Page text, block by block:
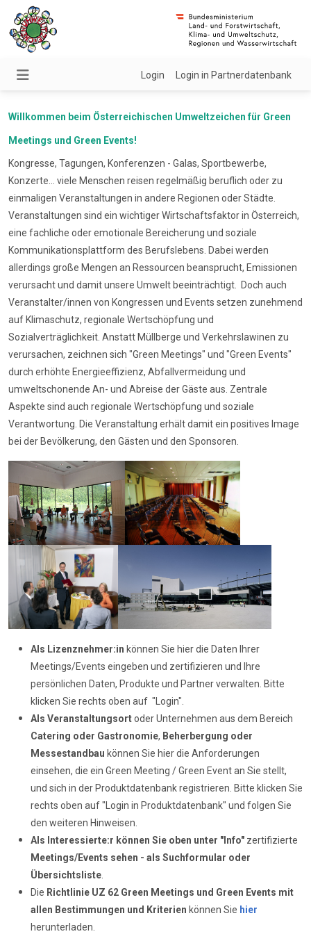
Login Login in Partnerdatenbank
Willkommen beim Österreichischen Umweltzeichen für Green
Meetings und Green Events!
Kongresse, Tagungen, Konferenzen - Galas, Sportbewerbe,
Konzerte... viele Menschen reisen regelmäßig beruflich oder zu
einmaligen Veranstaltungen in andere Regionen oder Städte.
Veranstaltungen sind ein wichtiger Wirtschaftsfaktor in Österreich,
eine fachliche oder emotionale Bereicherung und soziale
Kommunikationsplattform des Berufslebens. Dabei werden
allerdings große Mengen an Ressourcen beansprucht, Emissionen
verursacht und damit unsere Umwelt beeinträchtigt. Doch auch
Veranstalter/innen von Kongressen und Events setzen zunehmend
auf Klimaschutz, regionale Wertschöpfung und
Sozialverträglichkeit. Anstatt Müllberge und Verkehrslawinen zu
verursachen, zeichnen sich "Green Meetings" und "Green Events"
durch erhöhte Energieeffizienz, Abfallvermeidung und
umweltschonende An- und Abreise der Gäste aus. Zentrale
Aspekte sind auch regionale Wertschöpfung und soziale
Verantwortung. Die Veranstaltung erhält damit ein positives Image
bei der Bevölkerung, den Gästen und den Sponsoren.
Als Lizenznehmer:in können Sie hier die Daten Ihrer
Meetings/Events eingeben und zertifizieren und Ihre
persönlichen Daten, Produkte und Partner verwalten. Bitte
klicken Sie rechts oben auf "Login".
Als Veranstaltungsortoder Unternehmen aus dem Bereich
Catering oder Gastronomie, Beherbergung oder
Messestandbau können Sie hier die Anforderungen
einsehen, die ein Green Meeting / Green Event an Sie stellt,
und sich in der Produktdatenbank registrieren. Bitte klicken Sie
rechts oben auf "Login in Produktdatenbank" und folgen Sie
den weiteren Hinweisen.
Als Interessierte:r können Sie oben unter "Info" zertifizierte
Meetings/Events sehen - als Suchformular oder
Übersichtsliste
Die Richtlinie UZ 62 Green Meetings und Green Events mit
allen Bestimmungen und Kriterien können Sie hier
herunterladen.